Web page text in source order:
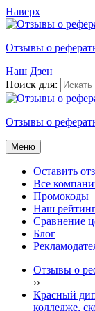
Наверх
Отзывы о
Наш Дзен
Поиск для:
Отзывы о
Меню
Оставить
Все
Промокоды
Наш
Сравнение
Блог
Отзывы о
››
Красный
колледже,